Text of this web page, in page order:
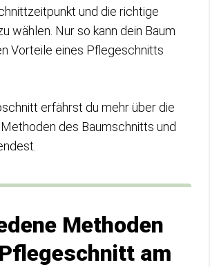
und die richtige
wählen. Nur so kann dein Baum
Vorteile eines Pflegeschnitts
erfährst du mehr über die
des Baumschnitts und
Methoden
am